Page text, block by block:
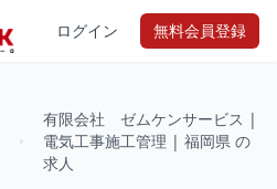
ログイン 無料会員登録
有限会社 ゼムケンサービス |
電気工事施工管理 | 福岡県 の
求人